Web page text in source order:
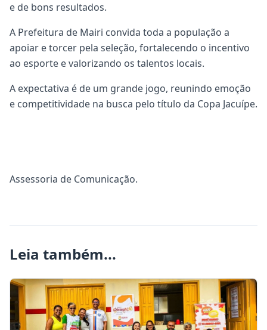
e de bons resultados.
A Prefeitura de Mairi convida toda a população a
apoiar e torcer pela seleção, fortalecendo o incentivo
ao esporte e valorizando os talentos locais.
A expectativa é de um grande jogo, reunindo emoção
e competitividade na busca pelo título da Copa Jacuípe.
Assessoria de Comunicação.
Leia também...